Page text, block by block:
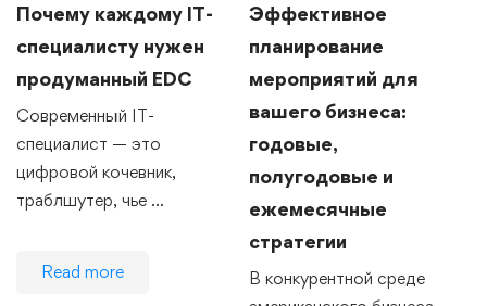
Почему каждому IT-
специалисту нужен
продуманный EDC
Современный IT-
специалист — это
цифровой кочевник,
траблшутер, чье …
Read more
Эффективное
планирование
мероприятий для
вашего бизнеса:
годовые,
полугодовые и
ежемесячные
стратегии
В конкурентной среде